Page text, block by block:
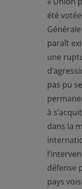
été
paraît
une
pas pu
à
dans la
défense
pays